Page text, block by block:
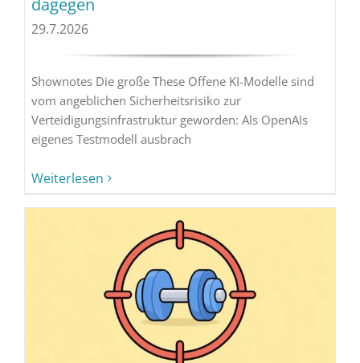
29.7.2026
Shownotes Die große These Offene KI-Modelle sind
vom angeblichen Sicherheitsrisiko zur
Verteidigungsinfrastruktur geworden: Als OpenAIs
eigenes Testmodell ausbrach
Weiterlesen